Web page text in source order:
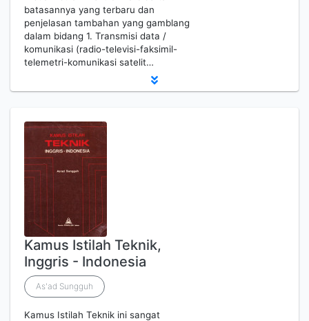
batasannya yang terbaru dan
penjelasan tambahan yang gamblang
dalam bidang 1. Transmisi data /
komunikasi (radio-televisi-faksimil-
telemetri-komunikasi satelit…
Kamus Istilah Teknik,
Inggris - Indonesia
As'ad Sungguh
Kamus Istilah Teknik ini sangat